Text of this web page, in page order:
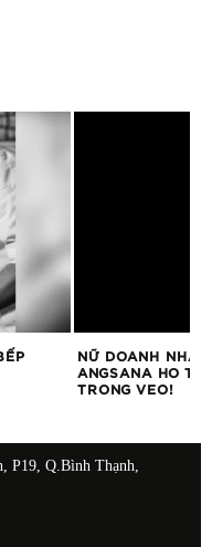
NỮ DOANH
ANGSANA HO
TRONG VEO!
P19, Q.Bình Thạnh,